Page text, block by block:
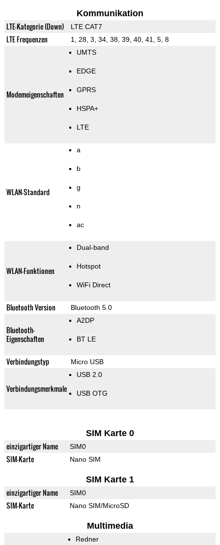
Kommunikation
LTE-Kategorie (Down) LTE CAT7
LTE Frequenzen 1, 28, 3, 34, 38, 39, 40, 41, 5, 8
Modemeigenschaften
UMTS
EDGE
GPRS
HSPA+
LTE
WLAN-Standard
a
b
g
n
ac
WLAN-Funktionen
Dual-band
Hotspot
WiFi Direct
Bluetooth Version Bluetooth 5.0
Bluetooth-
Eigenschaften
A2DP
BT LE
Verbindungstyp Micro USB
Verbindungsmerkmale
USB 2.0
USB OTG
SIM Karte 0
einzigartiger Name SIM0
SIM-Karte Nano SIM
SIM Karte 1
einzigartiger Name SIM0
SIM-Karte Nano SIM/MicroSD
Multimedia
Redner